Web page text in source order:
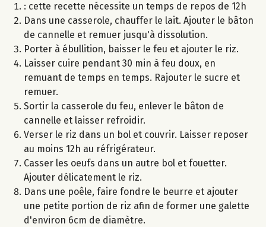
: cette recette nécessite un temps de repos de 12h
Dans une casserole, chauffer le lait. Ajouter le bâton
de cannelle et remuer jusqu'à dissolution.
Porter à ébullition, baisser le feu et ajouter le riz.
Laisser cuire pendant 30 min à feu doux, en
remuant de temps en temps. Rajouter le sucre et
remuer.
Sortir la casserole du feu, enlever le bâton de
cannelle et laisser refroidir.
Verser le riz dans un bol et couvrir. Laisser reposer
au moins 12h au réfrigérateur.
Casser les oeufs dans un autre bol et fouetter.
Ajouter délicatement le riz.
Dans une poêle, faire fondre le beurre et ajouter
une petite portion de riz afin de former une galette
d'environ 6cm de diamètre.